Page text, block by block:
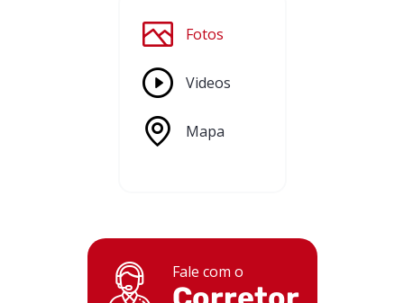
Fotos
Videos
Mapa
Fale com o